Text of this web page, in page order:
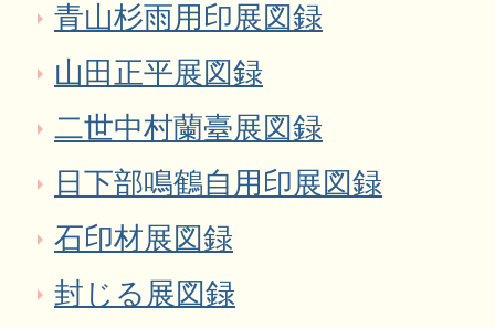
青山杉雨用印展図録
山田正平展図録
二世中村蘭臺展図録
日下部鳴鶴自用印展図録
石印材展図録
封じる展図録